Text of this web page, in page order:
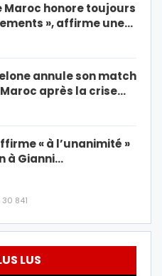
Maroc honore toujours
», affirme une…
annule son match
après la crise…
« à l’unanimité »
à Gianni…
30 841
LUS